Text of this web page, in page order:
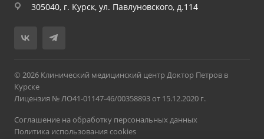
305040, г. Курск, ул. Павлуновского, д.114
© 2026 Клинический медицинский центр Доктор Петров в
Курске
Лицензия № ЛО41-01147-46/00358893 от 15.12.2020 г.
Соглашение на обработку персональных данных
Политика использования cookies